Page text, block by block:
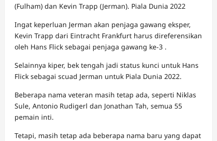
(Fulham) dan Kevin Trapp (Jerman). Piala Dunia 2022
Ingat keperluan Jerman akan penjaga gawang eksper,
Kevin Trapp dari Eintracht Frankfurt harus direferensikan
oleh Hans Flick sebagai penjaga gawang ke-3 .
Selainnya kiper, bek tengah jadi status kunci untuk Hans
Flick sebagai scuad Jerman untuk Piala Dunia 2022.
Beberapa nama veteran masih tetap ada, seperti Niklas
Sule, Antonio Rudigerl dan Jonathan Tah, semua 55
pemain inti.
Tetapi, masih tetap ada beberapa nama baru yang dapat